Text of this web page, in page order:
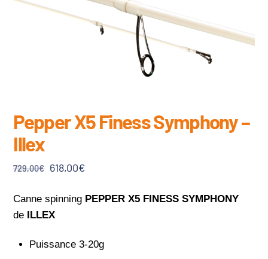
Pepper X5 Finess Symphony –
Illex
729,00€ Le
initial
était :
618,00€Le
actuel
Canne spinning PEPPER X5 FINESS SYMPHONY
de ILLEX
Puissance 3-20g